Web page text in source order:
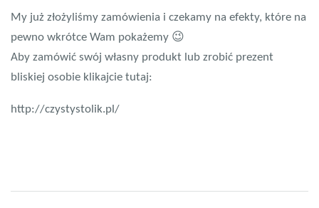
My już złożyliśmy zamówienia i czekamy na efekty, które na
pewno wkrótce Wam pokażemy 😉
Aby zamówić swój własny produkt lub zrobić prezent
bliskiej osobie klikajcie tutaj:
http://czystystolik.pl/